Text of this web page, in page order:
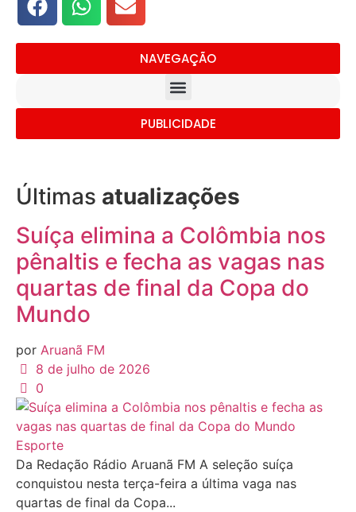
NAVEGAÇÃO
PUBLICIDADE
Últimas atualizações
Suíça elimina a Colômbia nos
pênaltis e fecha as vagas nas
quartas de final da Copa do
Mundo
por Aruanã FM
8 de julho de 2026
0
Esporte
Da Redação Rádio Aruanã FM A seleção suíça
conquistou nesta terça-feira a última vaga nas
quartas de final da Copa...